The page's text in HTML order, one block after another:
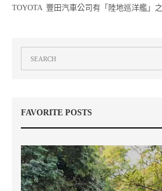
TOYOTA 豐田汽車公司有「陸地巡洋艦」
FAVORITE POSTS